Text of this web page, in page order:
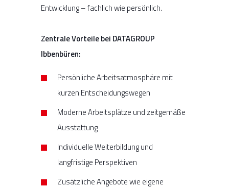
Entwicklung – fachlich wie persönlich.
Zentrale Vorteile bei DATAGROUP
Ibbenbüren:
Persönliche Arbeitsatmosphäre mit
kurzen Entscheidungswegen
Moderne Arbeitsplätze und zeitgemäße
Ausstattung
Individuelle Weiterbildung und
langfristige Perspektiven
Zusätzliche Angebote wie eigene